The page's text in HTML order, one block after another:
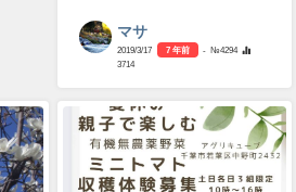
マサ
2019/3/17 7 年前
- №4294
3714